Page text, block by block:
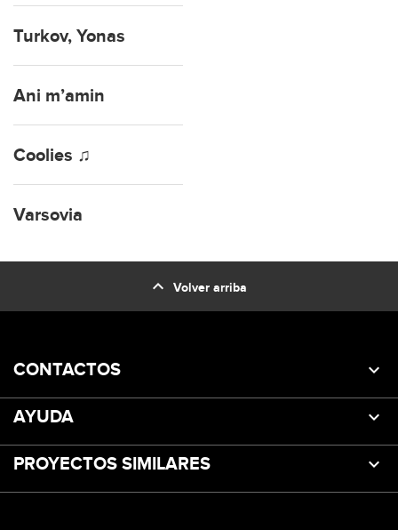
Turkov, Yonas
Ani m’amin
Coolies ♫
Varsovia
expand_less Volver arriba
CONTACTOS
AYUDA
PROYECTOS SIMILARES